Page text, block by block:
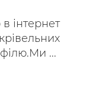
інтернет
...